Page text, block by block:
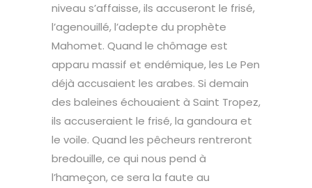
niveau s’affaisse, ils accuseront le frisé,
l’agenouillé, l’adepte du prophète
Mahomet. Quand le chômage est
apparu massif et endémique, les Le Pen
déjà accusaient les arabes. Si demain
des baleines échouaient à Saint Tropez,
ils accuseraient le frisé, la gandoura et
le voile. Quand les pêcheurs rentreront
bredouille, ce qui nous pend à
l’hameçon, ce sera la faute au